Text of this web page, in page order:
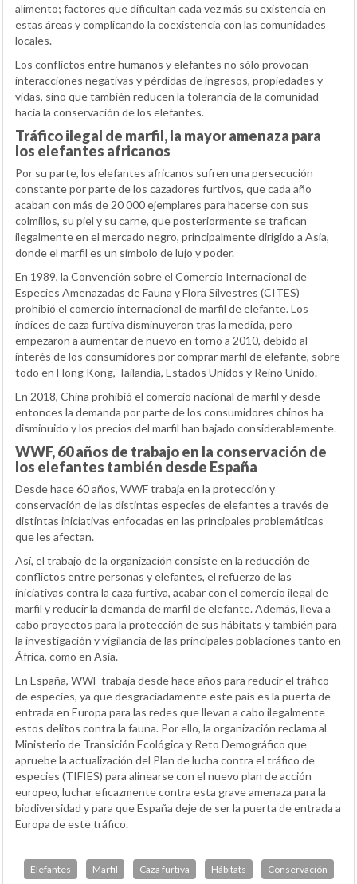
alimento; factores que dificultan cada vez más su existencia en
estas áreas y complicando la coexistencia con las comunidades
locales.
Los conflictos entre humanos y elefantes no sólo provocan
interacciones negativas y pérdidas de ingresos, propiedades y
vidas, sino que también reducen la tolerancia de la comunidad
hacia la conservación de los elefantes.
Tráfico ilegal de marfil, la mayor amenaza para
los elefantes africanos
Por su parte, los elefantes africanos sufren una persecución
constante por parte de los cazadores furtivos, que cada año
acaban con más de 20 000 ejemplares para hacerse con sus
colmillos, su piel y su carne, que posteriormente se trafican
ilegalmente en el mercado negro, principalmente dirigido a Asia,
donde el marfil es un símbolo de lujo y poder.
En 1989, la Convención sobre el Comercio Internacional de
Especies Amenazadas de Fauna y Flora Silvestres (CITES)
prohibió el comercio internacional de marfil de elefante. Los
índices de caza furtiva disminuyeron tras la medida, pero
empezaron a aumentar de nuevo en torno a 2010, debido al
interés de los consumidores por comprar marfil de elefante, sobre
todo en Hong Kong, Tailandia, Estados Unidos y Reino Unido.
En 2018, China prohibió el comercio nacional de marfil y desde
entonces la demanda por parte de los consumidores chinos ha
disminuido y los precios del marfil han bajado considerablemente.
WWF, 60 años de trabajo en la conservación de
los elefantes también desde España
Desde hace 60 años, WWF trabaja en la protección y
conservación de las distintas especies de elefantes a través de
distintas iniciativas enfocadas en las principales problemáticas
que les afectan.
Así, el trabajo de la organización consiste en la reducción de
conflictos entre personas y elefantes, el refuerzo de las
iniciativas contra la caza furtiva, acabar con el comercio ilegal de
marfil y reducir la demanda de marfil de elefante. Además, lleva a
cabo proyectos para la protección de sus hábitats y también para
la investigación y vigilancia de las principales poblaciones tanto en
África, como en Asia.
En España, WWF trabaja desde hace años para reducir el tráfico
de especies, ya que desgraciadamente este país es la puerta de
entrada en Europa para las redes que llevan a cabo ilegalmente
estos delitos contra la fauna. Por ello, la organización reclama al
Ministerio de Transición Ecológica y Reto Demográfico que
apruebe la actualización del Plan de lucha contra el tráfico de
especies (TIFIES) para alinearse con el nuevo plan de acción
europeo, luchar eficazmente contra esta grave amenaza para la
biodiversidad y para que España deje de ser la puerta de entrada a
Europa de este tráfico.
Elefantes Marfil Caza furtiva Hábitats Conservación